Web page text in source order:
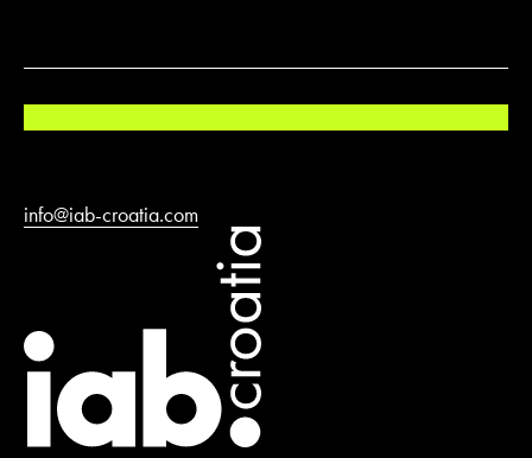
info@iab-croatia.com